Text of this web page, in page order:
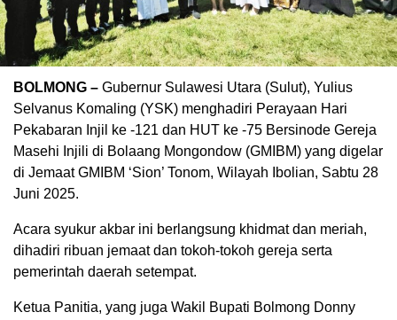
BOLMONG – Gubernur Sulawesi Utara (Sulut), Yulius
Selvanus Komaling (YSK) menghadiri Perayaan Hari
Pekabaran Injil ke -121 dan HUT ke -75 Bersinode Gereja
Masehi Injili di Bolaang Mongondow (GMIBM) yang digelar
di Jemaat GMIBM ‘Sion’ Tonom, Wilayah Ibolian, Sabtu 28
Juni 2025.
Acara syukur akbar ini berlangsung khidmat dan meriah,
dihadiri ribuan jemaat dan tokoh-tokoh gereja serta
pemerintah daerah setempat.
Ketua Panitia, yang juga Wakil Bupati Bolmong Donny